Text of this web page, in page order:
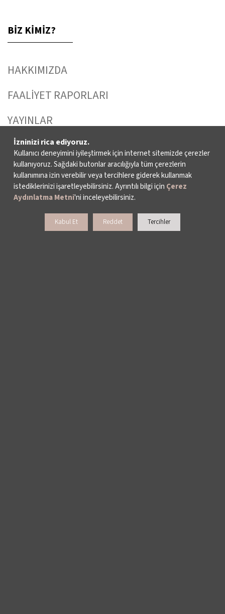
BİZ KİMİZ?
HAKKIMIZDA
FAALİYET RAPORLARI
YAYINLAR
İKSV’DE ÇALIŞMAK
BASIN
ARŞİV
BİZE ULAŞIN
İzninizi rica ediyoruz.
Kullanıcı deneyimini iyileştirmek için internet sitemizde çerezler
kullanıyoruz. Sağdaki butonlar aracılığıyla tüm çerezlerin
kullanımına izin verebilir veya tercihlere giderek kullanmak
istediklerinizi işaretleyebilirsiniz. Ayrıntılı bilgi için Çerez
Aydınlatma Metni'ni inceleyebilirsiniz.
Kabul Et Reddet Tercihler